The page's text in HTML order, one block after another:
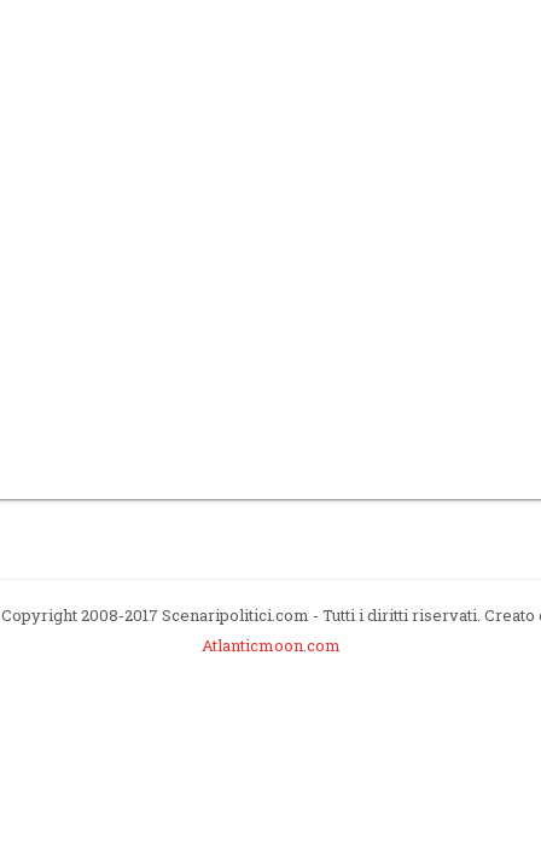
2008-2017 Scenaripolitici.com - Tutti i diritti riservati. Creato
Atlanticmoon.com